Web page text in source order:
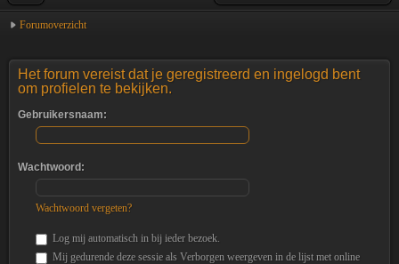
Forumoverzicht
Het forum vereist dat je geregistreerd en ingelogd bent
om profielen te bekijken.
Gebruikersnaam:
Wachtwoord:
Wachtwoord vergeten?
Log mij automatisch in bij ieder bezoek.
Mij gedurende deze sessie als Verborgen weergeven in de lijst met online